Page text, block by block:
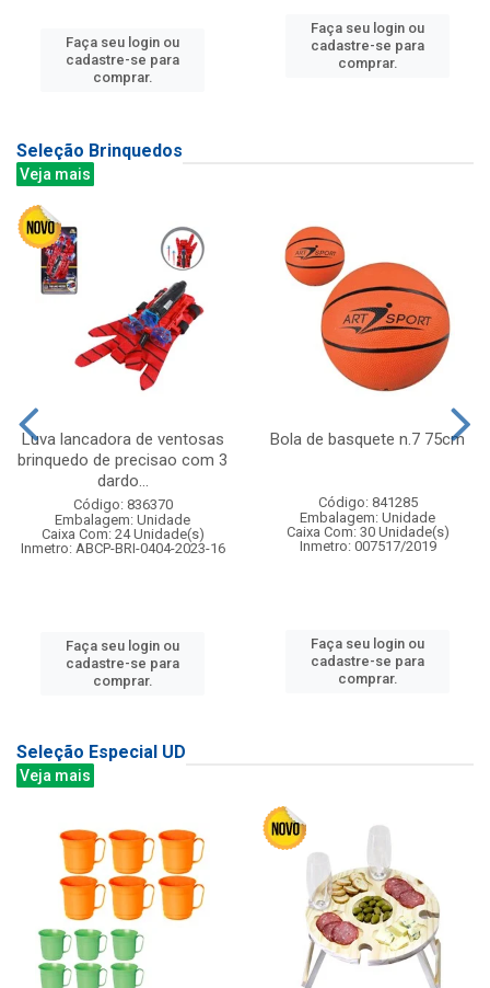
Faça seu login ou
cadastre-se para
comprar.
Faça seu login ou
cadastre-se para
comprar.
Seleção Brinquedos
Veja mais
Luva lancadora de ventosas
brinquedo de precisao com 3
dardo...
Código: 836370
Embalagem: Unidade
Caixa Com: 24 Unidade(s)
Inmetro: ABCP-BRI-0404-2023-16
Faça seu login ou
cadastre-se para
comprar.
Bola de basquete n.7 75cm
Código: 841285
Embalagem: Unidade
Caixa Com: 30 Unidade(s)
Inmetro: 007517/2019
Faça seu login ou
cadastre-se para
comprar.
Seleção Especial UD
Veja mais